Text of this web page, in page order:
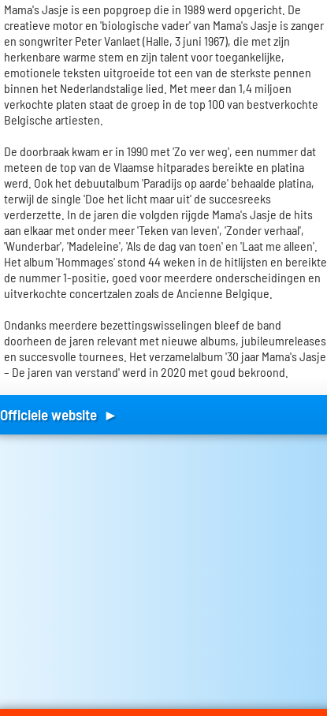
Mama's Jasje is een popgroep die in 1989 werd opgericht. De
creatieve motor en 'biologische vader' van Mama's Jasje is zanger
en songwriter Peter Vanlaet (Halle, 3 juni 1967), die met zijn
herkenbare warme stem en zijn talent voor toegankelijke,
emotionele teksten uitgroeide tot een van de sterkste pennen
binnen het Nederlandstalige lied. Met meer dan 1,4 miljoen
verkochte platen staat de groep in de top 100 van bestverkochte
Belgische artiesten.
De doorbraak kwam er in 1990 met 'Zo ver weg', een nummer dat
meteen de top van de Vlaamse hitparades bereikte en platina
werd. Ook het debuutalbum 'Paradijs op aarde' behaalde platina,
terwijl de single 'Doe het licht maar uit' de succesreeks
verderzette. In de jaren die volgden rijgde Mama's Jasje de hits
aan elkaar met onder meer 'Teken van leven', 'Zonder verhaal',
'Wunderbar', 'Madeleine', 'Als de dag van toen' en 'Laat me alleen'.
Het album 'Hommages' stond 44 weken in de hitlijsten en bereikte
de nummer 1-positie, goed voor meerdere onderscheidingen en
uitverkochte concertzalen zoals de Ancienne Belgique.
Ondanks meerdere bezettingswisselingen bleef de band
doorheen de jaren relevant met nieuwe albums, jubileumreleases
en succesvolle tournees. Het verzamelalbum '30 jaar Mama's Jasje
– De jaren van verstand' werd in 2020 met goud bekroond.
Officiele website ►